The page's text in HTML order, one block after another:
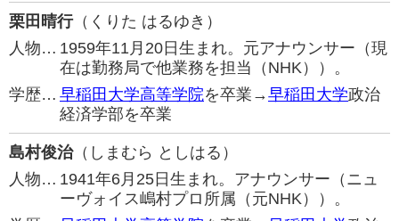
栗田晴行（くりた はるゆき）
人物… 1959年11月20日生まれ。元アナウンサー（現
在は勤務局で他業務を担当（NHK））。
学歴… 早稲田大学高等学院を卒業→早稲田大学政治
経済学部を卒業
島村俊治（しまむら としはる）
人物… 1941年6月25日生まれ。アナウンサー（ニュ
ーヴォイス嶋村プロ所属（元NHK））。